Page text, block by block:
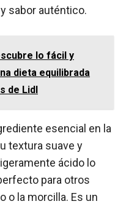
sabor auténtico.
lo fácil y
dieta equilibrada
de Lidl
esencial en la
textura suave y
ácido lo
para otros
o la morcilla. Es un